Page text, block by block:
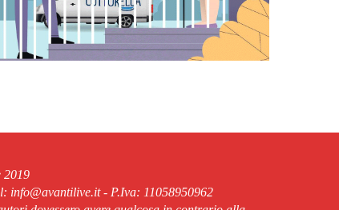
2019
info@avantilive.it - P.Iva: 11058950962